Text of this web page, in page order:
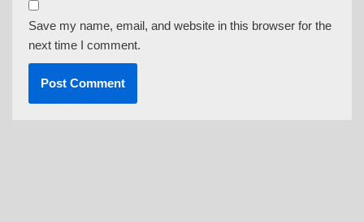
Save my name, email, and website in this browser for the
next time I comment.